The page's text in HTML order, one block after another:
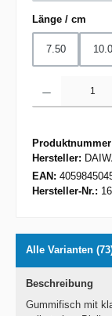
Länge / cm
7.50 10.0
Hersteller:
EAN:
Hersteller-Nr.:
Alle Varianten
Beschreibung
Gummifisch mit